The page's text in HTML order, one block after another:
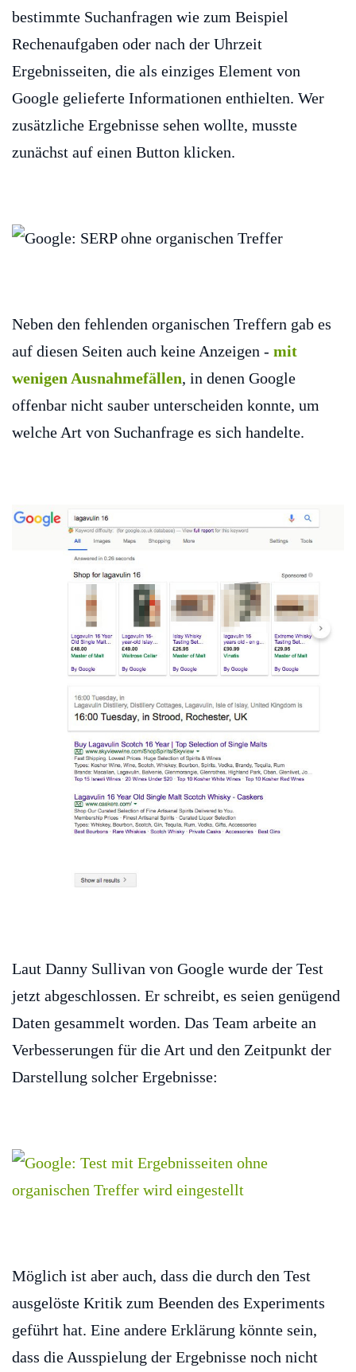
bestimmte Suchanfragen wie zum Beispiel
Rechenaufgaben oder nach der Uhrzeit
Ergebnisseiten, die als einziges Element von
Google gelieferte Informationen enthielten. Wer
zusätzliche Ergebnisse sehen wollte, musste
zunächst auf einen Button klicken.
Neben den fehlenden organischen Treffern gab es
auf diesen Seiten auch keine Anzeigen - mit
wenigen Ausnahmefällen, in denen Google
offenbar nicht sauber unterscheiden konnte, um
welche Art von Suchanfrage es sich handelte.
Laut Danny Sullivan von Google wurde der Test
jetzt abgeschlossen. Er schreibt, es seien genügend
Daten gesammelt worden. Das Team arbeite an
Verbesserungen für die Art und den Zeitpunkt der
Darstellung solcher Ergebnisse:
Möglich ist aber auch, dass die durch den Test
ausgelöste Kritik zum Beenden des Experiments
geführt hat. Eine andere Erklärung könnte sein,
dass die Ausspielung der Ergebnisse noch nicht